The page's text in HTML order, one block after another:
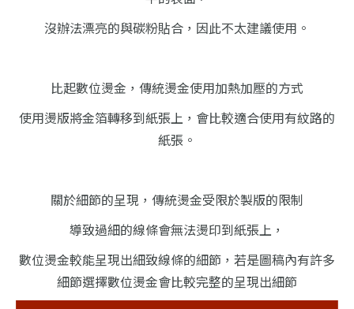
沒辦法漂亮的與碳粉貼合，因此不太建議使用。
比起數位燙金，傳統燙金使用加熱加壓的方式
使用燙版將金箔轉移到紙張上，會比較適合使用有紋路的
紙張。
關於細節的呈現，傳統燙金受限於製版的限制
導致過細的線條會無法燙印到紙張上，
數位燙金較能呈現出細致線條的細節，若是圖稿內有許多
細節選擇數位燙金會比較完整的呈現出細節